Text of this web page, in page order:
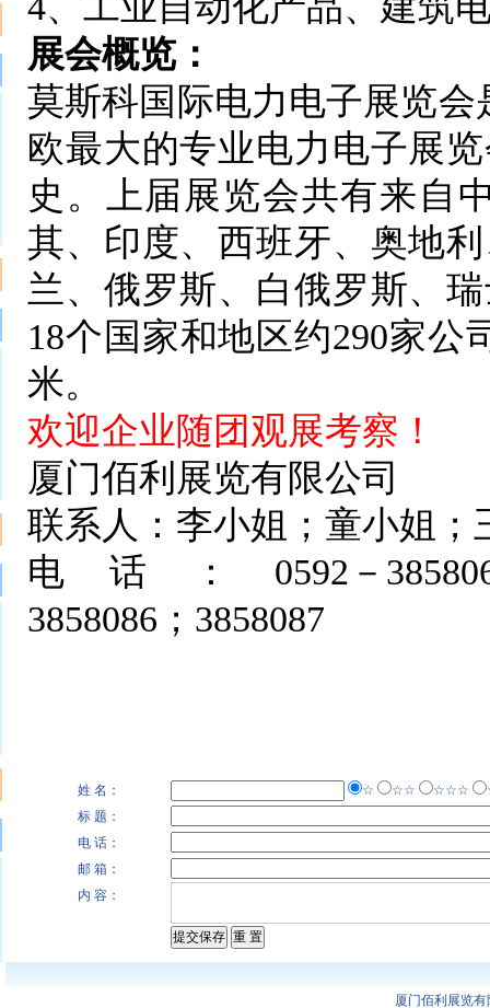
展会概览：
莫斯科国际电力电子展览
欧最大的专业电力电子展
史。上届展览会共有来自
其、印度、西班牙、奥地
兰、俄罗斯、白俄罗斯、
18个国家和地区约290家公
米。
欢迎企业随团观展考察！
厦门佰利展览有限公司
联系人：李小姐；童小姐
电话：0592－3858062；
3858086；3858087
姓 名： ☆ ☆☆ ☆☆☆
标 题：
电 话：
邮 箱：
内 容：
厦门佰利展览